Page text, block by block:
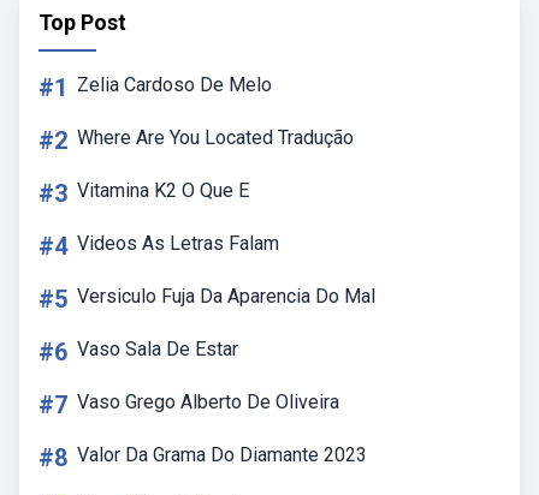
Top Post
#1 Zelia Cardoso De Melo
#2 Where Are You Located Tradução
#3 Vitamina K2 O Que E
#4 Videos As Letras Falam
#5 Versiculo Fuja Da Aparencia Do Mal
#6 Vaso Sala De Estar
#7 Vaso Grego Alberto De Oliveira
#8 Valor Da Grama Do Diamante 2023